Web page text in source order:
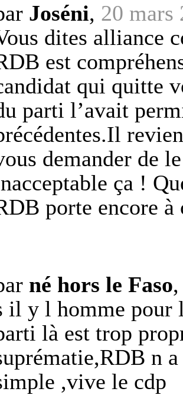
Joséni, 20 mars
dites alliance
est
qui quitte
parti l’avait
demander de
ça !
porte encore à
né hors le Faso
il y l homme pour
là est trop
n
,vive le cdp